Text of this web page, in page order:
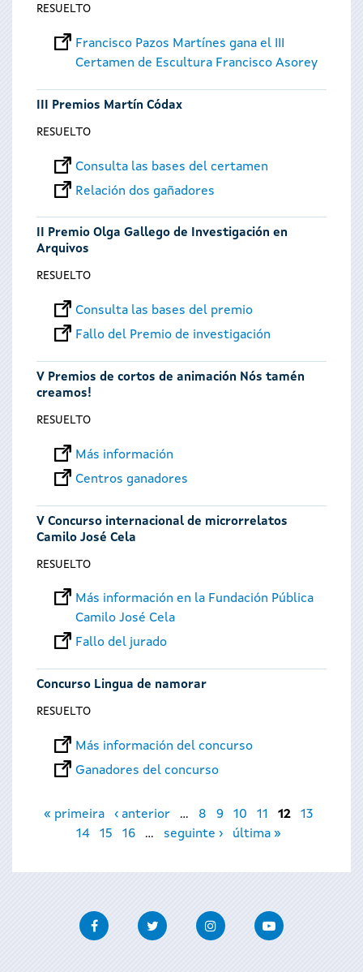
RESUELTO
Francisco Pazos Martínes gana el III
Certamen de Escultura Francisco Asorey
III Premios Martín Códax
RESUELTO
Consulta las bases del certamen
Relación dos gañadores
II Premio Olga Gallego de Investigación en
Arquivos
RESUELTO
Consulta las bases del premio
Fallo del Premio de investigación
V Premios de cortos de animación Nós tamén
creamos!
RESUELTO
Más información
Centros ganadores
V Concurso internacional de microrrelatos
Camilo José Cela
RESUELTO
Más información en la Fundación Pública
Camilo José Cela
Fallo del jurado
Concurso Lingua de namorar
RESUELTO
Más información del concurso
Ganadores del concurso
Páginas
« primeira ‹ anterior … 8 9 10 11 12
13
14
15 16 … seguinte › última »
FacebookTwitter InstagramYoutube